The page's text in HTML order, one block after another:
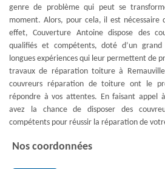
genre de problème qui peut se
moment. Alors, pour cela, il est nécessaire
effet, Couverture Antoine dispose des
qualifiés et compétents, doté d’un
longues expériences qui leur permettent de
travaux de réparation toiture à
couvreurs réparation de toiture ont le
répondre à vos attentes. En faisant appel
avez la chance de disposer des
compétents pour réussir la réparation de
Nos coordonnées